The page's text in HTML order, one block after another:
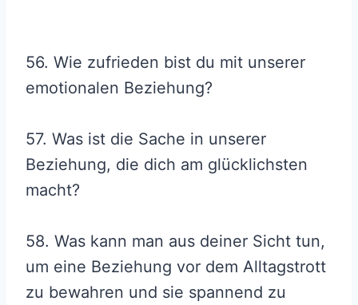
56. Wie zufrieden bist du mit unserer
emotionalen Beziehung?
57. Was ist die Sache in unserer
Beziehung, die dich am glücklichsten
macht?
58. Was kann man aus deiner Sicht tun,
um eine Beziehung vor dem Alltagstrott
zu bewahren und sie spannend zu